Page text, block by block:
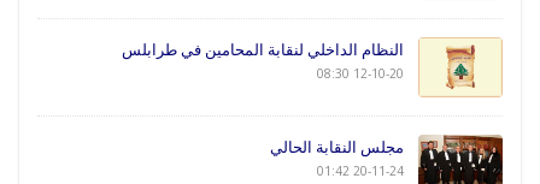
النظام الداخلي لنقابة المحامين في طرابلس
12-10-20 08:30
مجلس النقابة الحالي
20-11-24 01:42